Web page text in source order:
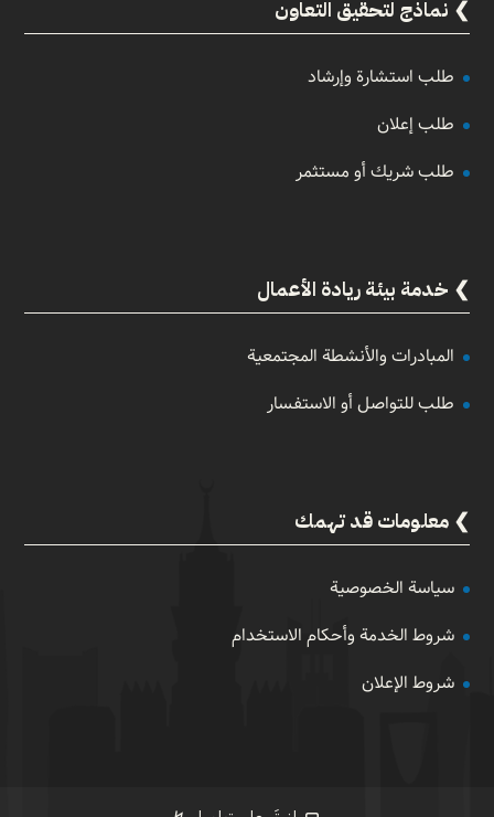
نماذج لتحقيق التعاون
طلب استشارة وإرشاد
طلب إعلان
طلب شريك أو مستثمر
خدمة بيئة ريادة الأعمال
المبادرات والأنشطة المجتمعية
طلب للتواصل أو الاستفسار
معلومات قد تهمك
سياسة الخصوصية
شروط الخدمة وأحكام الاستخدام
شروط الإعلان